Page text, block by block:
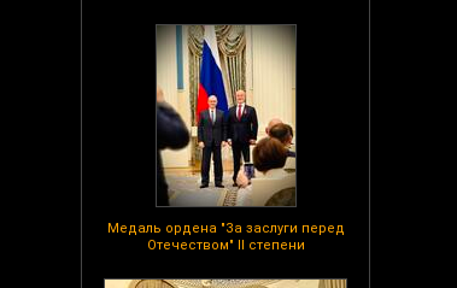
Медаль ордена "За заслуги перед
Отечеством" II степени